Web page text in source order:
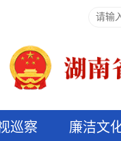
巡察 廉洁文